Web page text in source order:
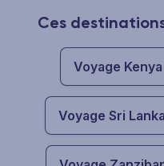
Ces
Voyage Kenya
Voyage Sri Lanka